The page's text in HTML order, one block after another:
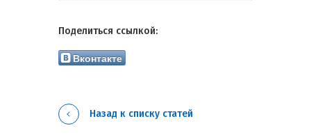
Назад к списку статей
Вконтакте
Поделиться ссылкой: